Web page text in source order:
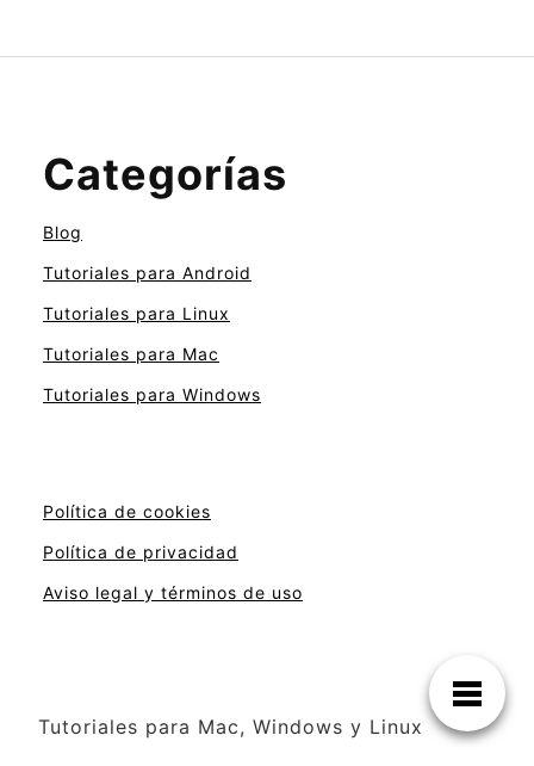
Categorías
Blog
Tutoriales para Android
Tutoriales para Linux
Tutoriales para Mac
Tutoriales para Windows
Política de cookies
Política de privacidad
Aviso legal y términos de uso
Tutoriales para Mac, Windows y Linux